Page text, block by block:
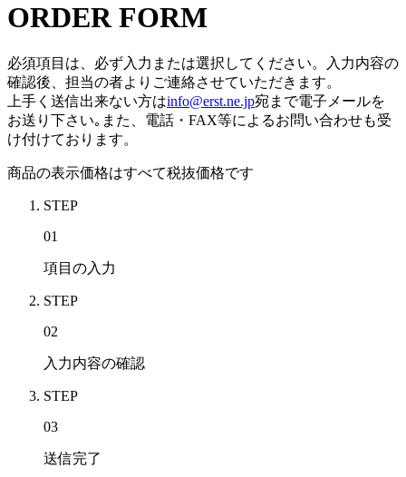
ORDER FORM
必須項目は、必ず入力または選択してください。入力内容の
確認後、担当の者よりご連絡させていただきます。
上手く送信出来ない方はinfo@erst.ne.jp宛まで電子メールを
お送り下さい｡また、電話・FAX等によるお問い合わせも受
け付けております。
商品の表示価格はすべて税抜価格です
STEP
01
項目の入力
STEP
02
入力内容の確認
STEP
03
送信完了